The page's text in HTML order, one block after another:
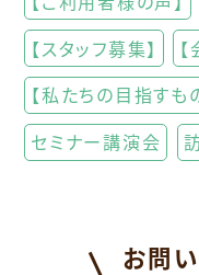
【スタッフ募集】
【私たちの目指すも
セミナー講演会
お問